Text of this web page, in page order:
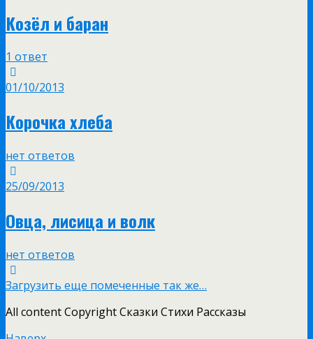
Козёл и баран
1 ответ
01/10/2013
Корочка хлеба
нет ответов
25/09/2013
Овца, лисица и волк
нет ответов
Загрузить еще помеченные так же…
All content Copyright Сказки Стихи Рассказы